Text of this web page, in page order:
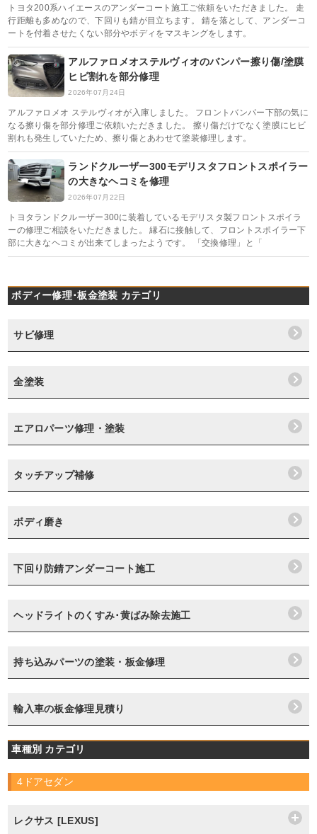
トヨタ200系ハイエースのアンダーコート施工ご依頼をいただきました。 走
行距離も多めなので、下回りも錆が目立ちます。 錆を落として、アンダーコ
ートを付着させたくない部分やボディをマスキングをします。
アルファロメオステルヴィオのバンパー擦り傷/塗膜
ヒビ割れを部分修理
2026年07月24日
アルファロメオ ステルヴィオが入庫しました。 フロントバンパー下部の気に
なる擦り傷を部分修理ご依頼いただきました。 擦り傷だけでなく塗膜にヒビ
割れも発生していたため、擦り傷とあわせて塗装修理します。
ランドクルーザー300モデリスタフロントスポイラー
の大きなヘコミを修理
2026年07月22日
トヨタランドクルーザー300に装着しているモデリスタ製フロントスポイラ
ーの修理ご相談をいただきました。 縁石に接触して、フロントスポイラー下
部に大きなヘコミが出来てしまったようです。 「交換修理」と「
ボディー修理･板金塗装 カテゴリ
サビ修理
全塗装
エアロパーツ修理・塗装
タッチアップ補修
ボディ磨き
下回り防錆アンダーコート施工
ヘッドライトのくすみ･黄ばみ除去施工
持ち込みパーツの塗装・板金修理
輸入車の板金修理見積り
車種別 カテゴリ
4ドアセダン
レクサス [LEXUS]